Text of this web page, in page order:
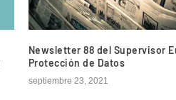
Newsletter 88 del Supervisor
Protección de Datos
septiembre 23, 2021